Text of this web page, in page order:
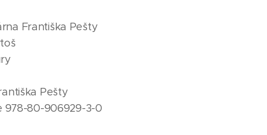
Františka Pešty
Pešty
978-80-906929-3-0